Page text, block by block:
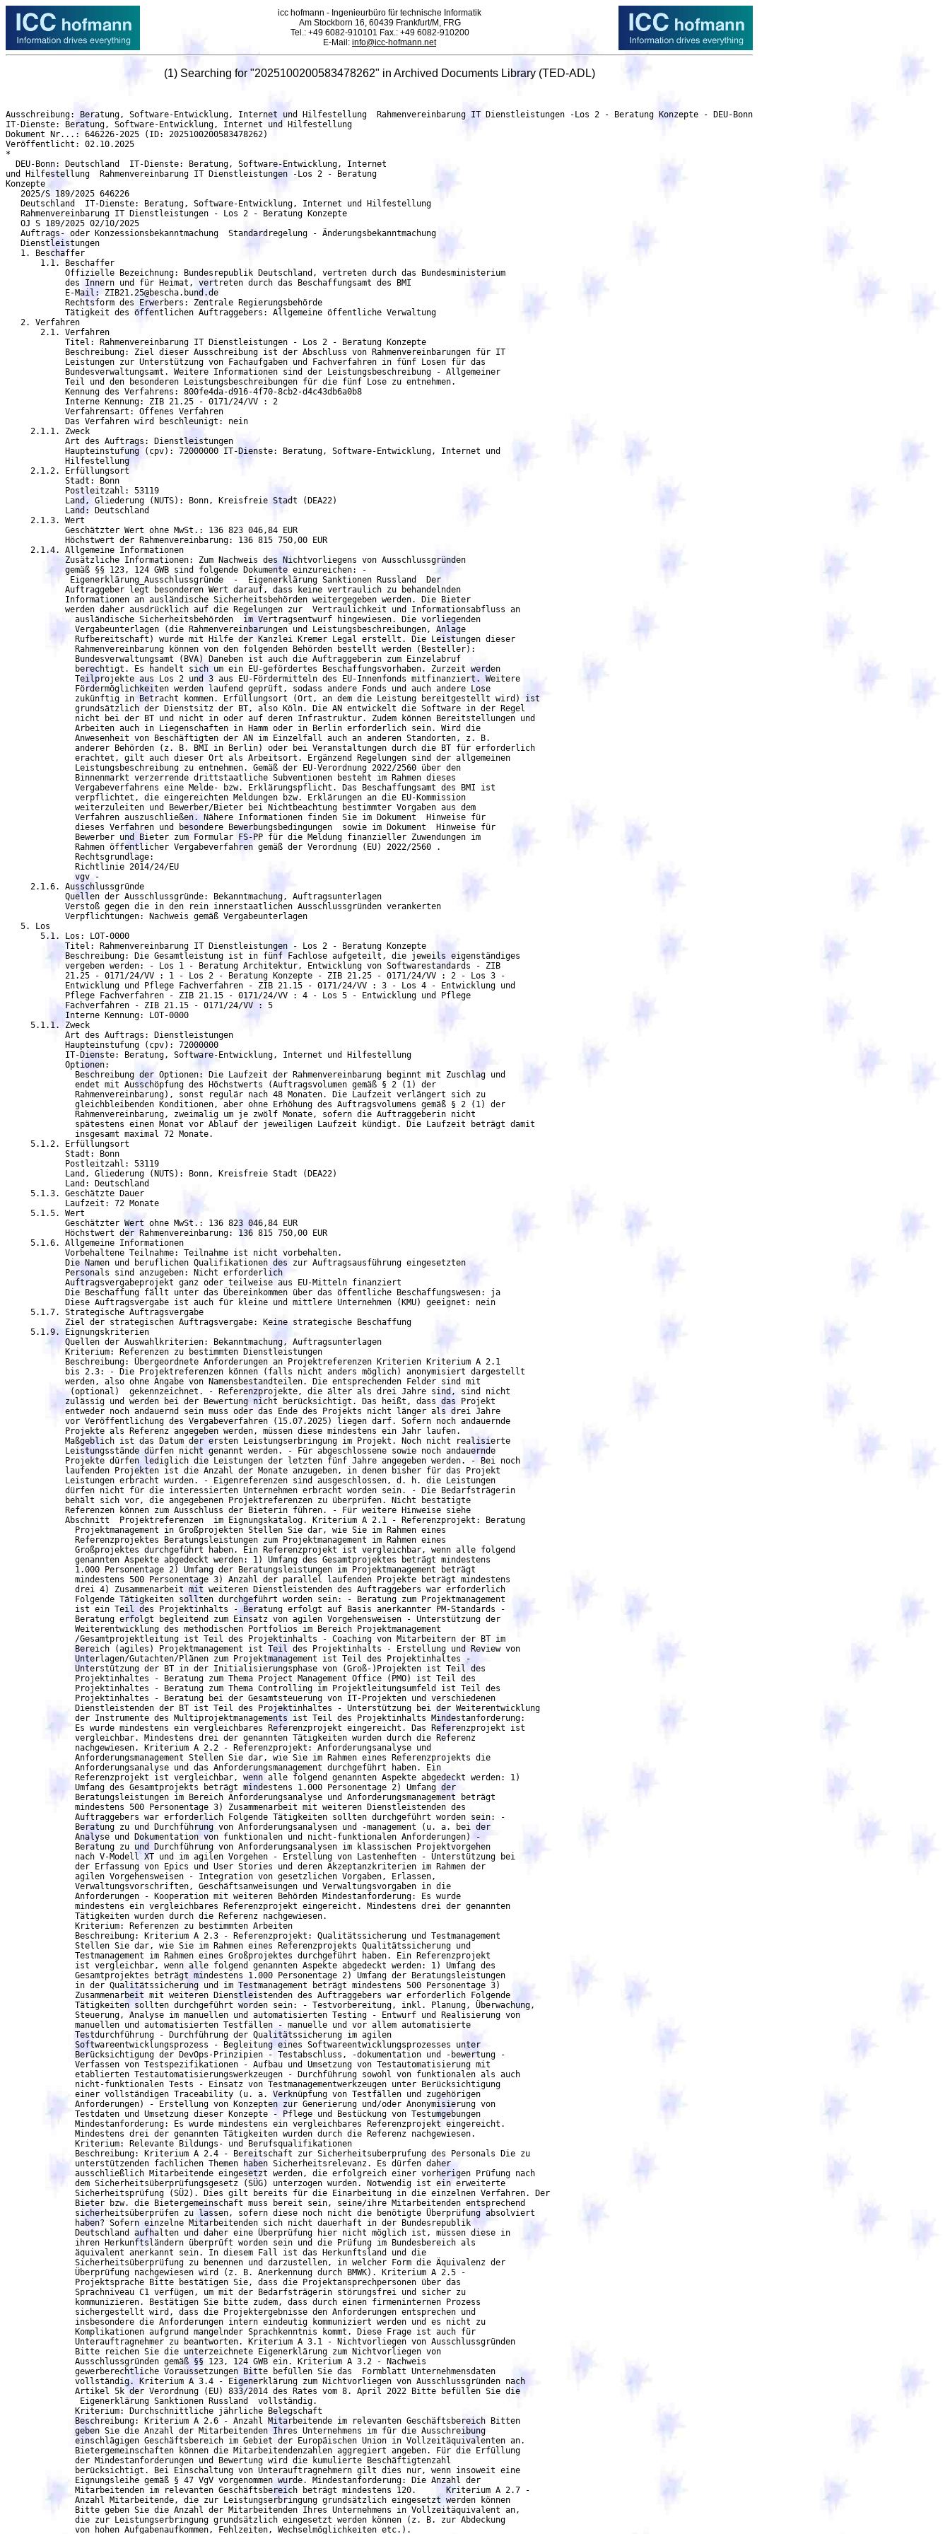
icc hofmann - Ingenieurbüro für technische Informatik
Am Stockborn 16, 60439 Frankfurt/M, FRG
Tel.: +49 6082-910101 Fax.: +49 6082-910200
E-Mail: info@icc-hofmann.net
(1) Searching for "2025100200583478262" in Archived Documents Library (TED-ADL)
Ausschreibung: Beratung, Software-Entwicklung, Internet und Hilfestellung  Rahmenvereinbarung IT Dienstleistungen -Los 2 - Beratung Konzepte - DEU-Bonn
IT-Dienste: Beratung, Software-Entwicklung, Internet und Hilfestellung
Dokument Nr...: 646226-2025 (ID: 2025100200583478262)
Veröffentlicht: 02.10.2025
*
  DEU-Bonn: Deutschland  IT-Dienste: Beratung, Software-Entwicklung, Internet
und Hilfestellung  Rahmenvereinbarung IT Dienstleistungen -Los 2 - Beratung
Konzepte
   2025/S 189/2025 646226
   Deutschland  IT-Dienste: Beratung, Software-Entwicklung, Internet und Hilfestellung 
   Rahmenvereinbarung IT Dienstleistungen - Los 2 - Beratung Konzepte
   OJ S 189/2025 02/10/2025
   Auftrags- oder Konzessionsbekanntmachung  Standardregelung - Änderungsbekanntmachung
   Dienstleistungen
   1. Beschaffer
       1.1. Beschaffer
	    Offizielle Bezeichnung: Bundesrepublik Deutschland, vertreten durch das Bundesministerium
            des Innern und für Heimat, vertreten durch das Beschaffungsamt des BMI
	    E-Mail: ZIB21.25@bescha.bund.de
            Rechtsform des Erwerbers: Zentrale Regierungsbehörde
            Tätigkeit des öffentlichen Auftraggebers: Allgemeine öffentliche Verwaltung
   2. Verfahren
       2.1. Verfahren
	    Titel: Rahmenvereinbarung IT Dienstleistungen - Los 2 - Beratung Konzepte
            Beschreibung: Ziel dieser Ausschreibung ist der Abschluss von Rahmenvereinbarungen für IT
            Leistungen zur Unterstützung von Fachaufgaben und Fachverfahren in fünf Losen für das
	    Bundesverwaltungsamt. Weitere Informationen sind der Leistungsbeschreibung - Allgemeiner
            Teil und den besonderen Leistungsbeschreibungen für die fünf Lose zu entnehmen.
	    Kennung des Verfahrens: 800fe4da-d916-4f70-8cb2-d4c43db6a0b8
	    Interne Kennung: ZIB 21.25 - 0171/24/VV : 2
	    Verfahrensart: Offenes Verfahren
	    Das Verfahren wird beschleunigt: nein
     2.1.1. Zweck
	    Art des Auftrags: Dienstleistungen
	    Haupteinstufung (cpv): 72000000 IT-Dienste: Beratung, Software-Entwicklung, Internet und
	    Hilfestellung
     2.1.2. Erfüllungsort
	    Stadt: Bonn
	    Postleitzahl: 53119
	    Land, Gliederung (NUTS): Bonn, Kreisfreie Stadt (DEA22)
	    Land: Deutschland
     2.1.3. Wert
            Geschätzter Wert ohne MwSt.: 136 823 046,84 EUR
            Höchstwert der Rahmenvereinbarung: 136 815 750,00 EUR
     2.1.4. Allgemeine Informationen
            Zusätzliche Informationen: Zum Nachweis des Nichtvorliegens von Ausschlussgründen
            gemäß §§ 123, 124 GWB sind folgende Dokumente einzureichen: -
             Eigenerklärung_Ausschlussgründe  -  Eigenerklärung Sanktionen Russland  Der
	    Auftraggeber legt besonderen Wert darauf, dass keine vertraulich zu behandelnden
            Informationen an ausländische Sicherheitsbehörden weitergegeben werden. Die Bieter
            werden daher ausdrücklich auf die Regelungen zur  Vertraulichkeit und Informationsabfluss an
              ausländische Sicherheitsbehörden  im Vertragsentwurf hingewiesen. Die vorliegenden
	      Vergabeunterlagen (die Rahmenvereinbarungen und Leistungsbeschreibungen, Anlage
	      Rufbereitschaft) wurde mit Hilfe der Kanzlei Kremer Legal erstellt. Die Leistungen dieser
              Rahmenvereinbarung können von den folgenden Behörden bestellt werden (Besteller):
	      Bundesverwaltungsamt (BVA) Daneben ist auch die Auftraggeberin zum Einzelabruf
              berechtigt. Es handelt sich um ein EU-gefördertes Beschaffungsvorhaben. Zurzeit werden
              Teilprojekte aus Los 2 und 3 aus EU-Fördermitteln des EU-Innenfonds mitfinanziert. Weitere
              Fördermöglichkeiten werden laufend geprüft, sodass andere Fonds und auch andere Lose
              zukünftig in Betracht kommen. Erfüllungsort (Ort, an dem die Leistung bereitgestellt wird) ist
              grundsätzlich der Dienstsitz der BT, also Köln. Die AN entwickelt die Software in der Regel
              nicht bei der BT und nicht in oder auf deren Infrastruktur. Zudem können Bereitstellungen und
	      Arbeiten auch in Liegenschaften in Hamm oder in Berlin erforderlich sein. Wird die
              Anwesenheit von Beschäftigten der AN im Einzelfall auch an anderen Standorten, z. B.
              anderer Behörden (z. B. BMI in Berlin) oder bei Veranstaltungen durch die BT für erforderlich
              erachtet, gilt auch dieser Ort als Arbeitsort. Ergänzend Regelungen sind der allgemeinen
              Leistungsbeschreibung zu entnehmen. Gemäß der EU-Verordnung 2022/2560 über den
	      Binnenmarkt verzerrende drittstaatliche Subventionen besteht im Rahmen dieses
              Vergabeverfahrens eine Melde- bzw. Erklärungspflicht. Das Beschaffungsamt des BMI ist
              verpflichtet, die eingereichten Meldungen bzw. Erklärungen an die EU-Kommission
	      weiterzuleiten und Bewerber/Bieter bei Nichtbeachtung bestimmter Vorgaben aus dem
              Verfahren auszuschließen. Nähere Informationen finden Sie im Dokument  Hinweise für
              dieses Verfahren und besondere Bewerbungsbedingungen  sowie im Dokument  Hinweise für
              Bewerber und Bieter zum Formular FS-PP für die Meldung finanzieller Zuwendungen im
              Rahmen öffentlicher Vergabeverfahren gemäß der Verordnung (EU) 2022/2560 .
	      Rechtsgrundlage:
	      Richtlinie 2014/24/EU
	      vgv -
     2.1.6. Ausschlussgründe
            Quellen der Ausschlussgründe: Bekanntmachung, Auftragsunterlagen
            Verstoß gegen die in den rein innerstaatlichen Ausschlussgründen verankerten
            Verpflichtungen: Nachweis gemäß Vergabeunterlagen
   5. Los
       5.1. Los: LOT-0000
	    Titel: Rahmenvereinbarung IT Dienstleistungen - Los 2 - Beratung Konzepte
            Beschreibung: Die Gesamtleistung ist in fünf Fachlose aufgeteilt, die jeweils eigenständiges
	    vergeben werden: - Los 1 - Beratung Architektur, Entwicklung von Softwarestandards - ZIB
	    21.25 - 0171/24/VV : 1 - Los 2 - Beratung Konzepte - ZIB 21.25 - 0171/24/VV : 2 - Los 3 -
	    Entwicklung und Pflege Fachverfahren - ZIB 21.15 - 0171/24/VV : 3 - Los 4 - Entwicklung und
	    Pflege Fachverfahren - ZIB 21.15 - 0171/24/VV : 4 - Los 5 - Entwicklung und Pflege
	    Fachverfahren - ZIB 21.15 - 0171/24/VV : 5
	    Interne Kennung: LOT-0000
     5.1.1. Zweck
	    Art des Auftrags: Dienstleistungen
	    Haupteinstufung (cpv): 72000000
	    IT-Dienste: Beratung, Software-Entwicklung, Internet und Hilfestellung
	    Optionen:
	      Beschreibung der Optionen: Die Laufzeit der Rahmenvereinbarung beginnt mit Zuschlag und
              endet mit Ausschöpfung des Höchstwerts (Auftragsvolumen gemäß § 2 (1) der
              Rahmenvereinbarung), sonst regulär nach 48 Monaten. Die Laufzeit verlängert sich zu
              gleichbleibenden Konditionen, aber ohne Erhöhung des Auftragsvolumens gemäß § 2 (1) der
              Rahmenvereinbarung, zweimalig um je zwölf Monate, sofern die Auftraggeberin nicht
              spätestens einen Monat vor Ablauf der jeweiligen Laufzeit kündigt. Die Laufzeit beträgt damit
	      insgesamt maximal 72 Monate.
     5.1.2. Erfüllungsort
	    Stadt: Bonn
	    Postleitzahl: 53119
	    Land, Gliederung (NUTS): Bonn, Kreisfreie Stadt (DEA22)
	    Land: Deutschland
     5.1.3. Geschätzte Dauer
	    Laufzeit: 72 Monate
     5.1.5. Wert
            Geschätzter Wert ohne MwSt.: 136 823 046,84 EUR
            Höchstwert der Rahmenvereinbarung: 136 815 750,00 EUR
     5.1.6. Allgemeine Informationen
	    Vorbehaltene Teilnahme: Teilnahme ist nicht vorbehalten.
            Die Namen und beruflichen Qualifikationen des zur Auftragsausführung eingesetzten
	    Personals sind anzugeben: Nicht erforderlich
	    Auftragsvergabeprojekt ganz oder teilweise aus EU-Mitteln finanziert
            Die Beschaffung fällt unter das Übereinkommen über das öffentliche Beschaffungswesen: ja
            Diese Auftragsvergabe ist auch für kleine und mittlere Unternehmen (KMU) geeignet: nein
     5.1.7. Strategische Auftragsvergabe
	    Ziel der strategischen Auftragsvergabe: Keine strategische Beschaffung
     5.1.9. Eignungskriterien
	    Quellen der Auswahlkriterien: Bekanntmachung, Auftragsunterlagen
	    Kriterium: Referenzen zu bestimmten Dienstleistungen
            Beschreibung: Übergeordnete Anforderungen an Projektreferenzen Kriterien Kriterium A 2.1
            bis 2.3: - Die Projektreferenzen können (falls nicht anders möglich) anonymisiert dargestellt
	    werden, also ohne Angabe von Namensbestandteilen. Die entsprechenden Felder sind mit
             (optional)  gekennzeichnet. - Referenzprojekte, die älter als drei Jahre sind, sind nicht
            zulässig und werden bei der Bewertung nicht berücksichtigt. Das heißt, dass das Projekt
            entweder noch andauernd sein muss oder das Ende des Projekts nicht länger als drei Jahre
            vor Veröffentlichung des Vergabeverfahren (15.07.2025) liegen darf. Sofern noch andauernde
            Projekte als Referenz angegeben werden, müssen diese mindestens ein Jahr laufen.
            Maßgeblich ist das Datum der ersten Leistungserbringung im Projekt. Noch nicht realisierte
            Leistungsstände dürfen nicht genannt werden. - Für abgeschlossene sowie noch andauernde
            Projekte dürfen lediglich die Leistungen der letzten fünf Jahre angegeben werden. - Bei noch
            laufenden Projekten ist die Anzahl der Monate anzugeben, in denen bisher für das Projekt
	    Leistungen erbracht wurden. - Eigenreferenzen sind ausgeschlossen, d. h. die Leistungen
            dürfen nicht für die interessierten Unternehmen erbracht worden sein. - Die Bedarfsträgerin
            behält sich vor, die angegebenen Projektreferenzen zu überprüfen. Nicht bestätigte
            Referenzen können zum Ausschluss der Bieterin führen. - Für weitere Hinweise siehe
	    Abschnitt  Projektreferenzen  im Eignungskatalog. Kriterium A 2.1 - Referenzprojekt: Beratung
              Projektmanagement in Großprojekten Stellen Sie dar, wie Sie im Rahmen